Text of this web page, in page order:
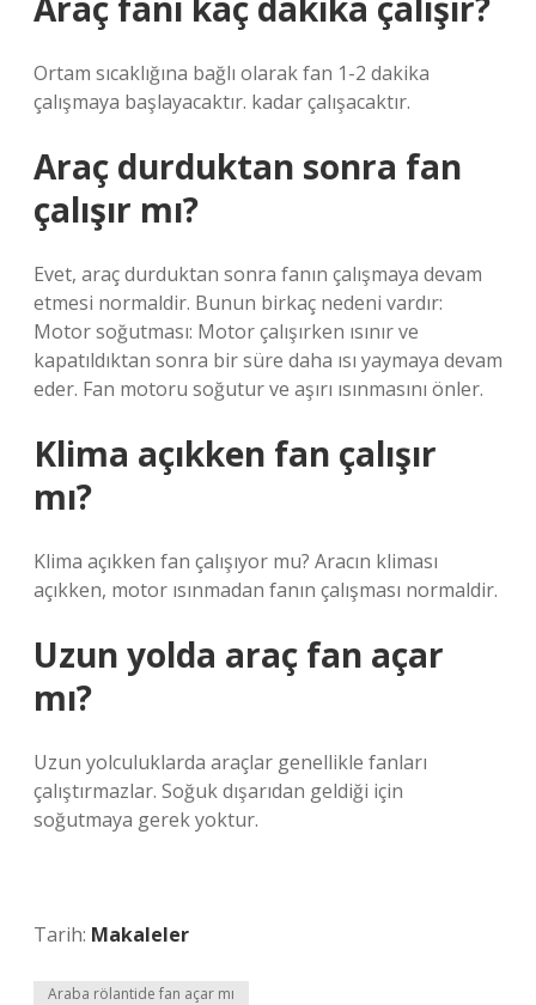
Ortam sıcaklığına bağlı olarak fan 1-2 dakika
çalışmaya başlayacaktır. kadar çalışacaktır.
Araç durduktan sonra fan
çalışır mı?
Evet, araç durduktan sonra fanın çalışmaya devam
etmesi normaldir. Bunun birkaç nedeni vardır:
Motor soğutması: Motor çalışırken ısınır ve
kapatıldıktan sonra bir süre daha ısı yaymaya devam
eder. Fan motoru soğutur ve aşırı ısınmasını önler.
Klima açıkken fan çalışır
mı?
Klima açıkken fan çalışıyor mu? Aracın kliması
açıkken, motor ısınmadan fanın çalışması normaldir.
Uzun yolda araç fan açar
mı?
Uzun yolculuklarda araçlar genellikle fanları
çalıştırmazlar. Soğuk dışarıdan geldiği için
soğutmaya gerek yoktur.
Tarih: Makaleler
Araba rölantide fan açar mı